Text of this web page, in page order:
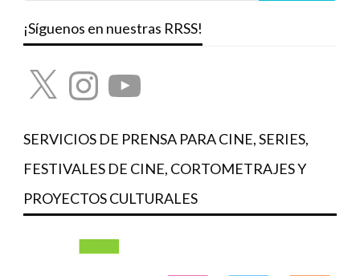
¡Síguenos en nuestras RRSS!
X InstagramYouTube
SERVICIOS DE PRENSA PARA CINE, SERIES,
FESTIVALES DE CINE, CORTOMETRAJES Y
PROYECTOS CULTURALES